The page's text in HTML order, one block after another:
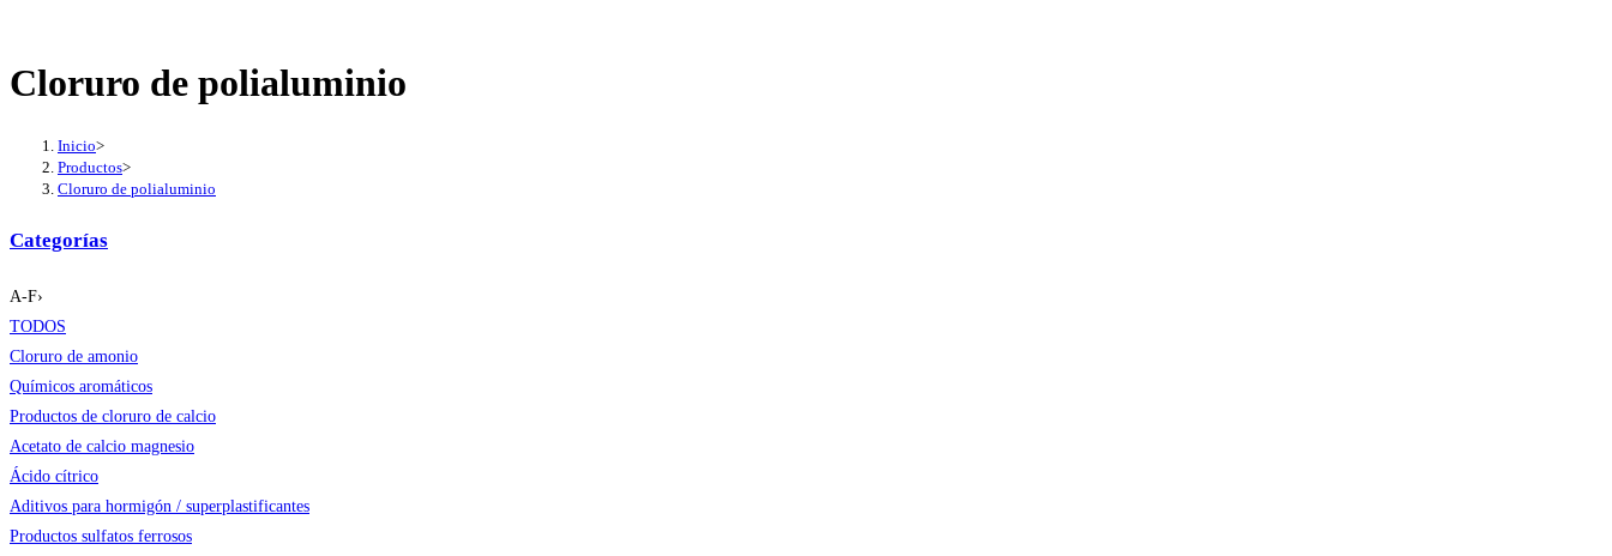
Cloruro de polialuminio
Inicio>
Productos>
Cloruro de polialuminio
Categorías
A-F›
TODOS
Cloruro de amonio
Químicos aromáticos
Productos de cloruro de calcio
Acetato de calcio magnesio
Ácido cítrico
Aditivos para hormigón / superplastificantes
Productos sulfatos ferrosos